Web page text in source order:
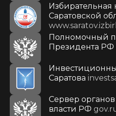
Избирательная
Саратовской
Полномочный
Президента
Саратова
Сервер
власти РФ